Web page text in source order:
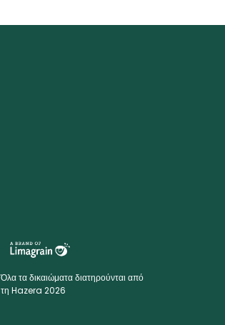
Όλα τα δικαιώματα διατηρούνται από
τη Hazera 2026